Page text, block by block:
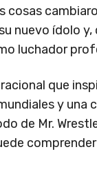
cosas
nuevo ídolo
luchador
que
y una
de Mr.